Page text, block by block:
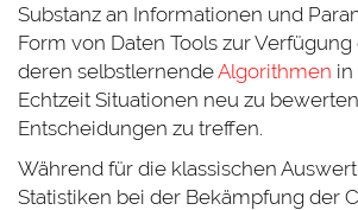
Substanz an Informationen und
Form von Daten Tools zur
deren selbstlernendeAlgorithmen in
Echtzeit Situationen neu zu
Entscheidungen zu treffen.
Während für die klassischen
Statistiken bei der Bekämpfung der